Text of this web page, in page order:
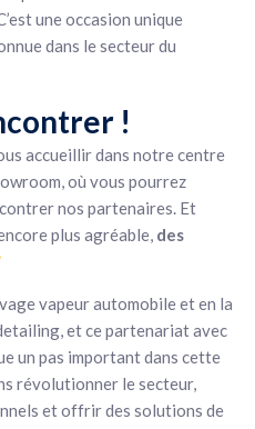
une occasion unique
dans le secteur du
!
accueillir dans notre centre
où vous pourrez
nos partenaires. Et
plus agréable, des
vapeur automobile et en la
et ce partenariat avec
un pas important dans cette
révolutionner le secteur,
et offrir des solutions de